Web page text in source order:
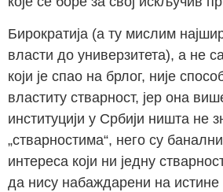
Бирократија (а ту мислим
власти до универзитета), а не
који је спао на брлог, није
властиту стварност, јер она
институцији у Србији ништа не
„стварностима“, него су
интереса који ни једну
да нису набаждарени на